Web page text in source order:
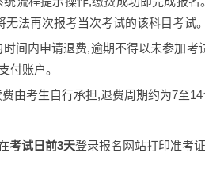
法再次报考当次考试的该科目考试。
间内申请退费,逾期不得以未参加
付账户。
由考生自行承担,退费周期约为7至14
考试日前3天登录报名网站打印准考